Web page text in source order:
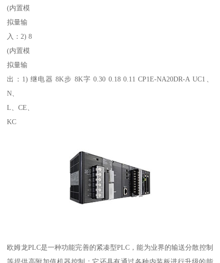
(内置模
拟量输
入：2) 8
(内置模
拟量输
出：1) 继电器 8K步 8K字 0.30 0.18 0.11 CP1E-NA20DR-A UC1、
N、
L、CE、
KC
欧姆龙PLC是一种功能完善的紧凑型PLC，能为业界的输送分散控制
等提供高附加值机器控制；它还具有通过各种内装板进行升级的能